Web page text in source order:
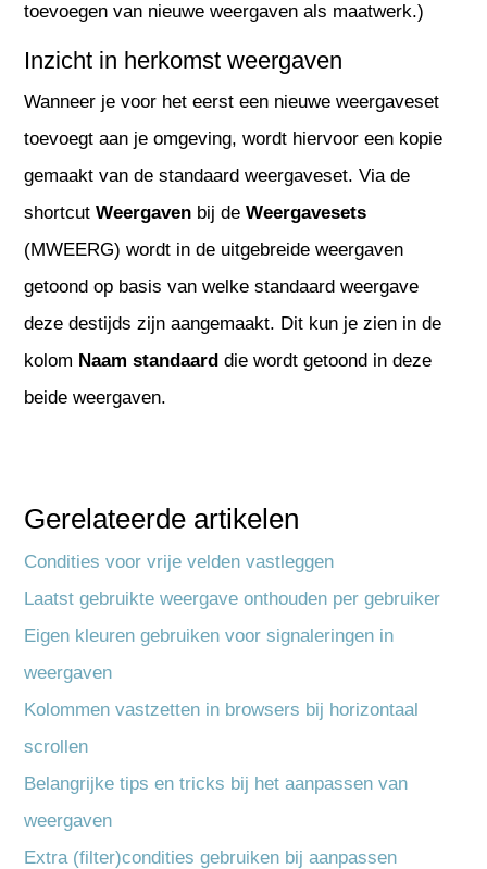
toevoegen van nieuwe weergaven als maatwerk.)
Inzicht in herkomst weergaven
Wanneer je voor het eerst een nieuwe weergaveset
toevoegt aan je omgeving, wordt hiervoor een kopie
gemaakt van de standaard weergaveset. Via de
shortcutWeergaven bij deWeergavesets
(MWEERG) wordt in de uitgebreide weergaven
getoond op basis van welke standaard weergave
deze destijds zijn aangemaakt. Dit kun je zien in de
kolom Naam standaard die wordt getoond in deze
beide weergaven.
Gerelateerde artikelen
Condities voor vrije velden vastleggen
Laatst gebruikte weergave onthouden per gebruiker
Eigen kleuren gebruiken voor signaleringen in
weergaven
Kolommen vastzetten in browsers bij horizontaal
scrollen
Belangrijke tips en tricks bij het aanpassen van
weergaven
Extra (filter)condities gebruiken bij aanpassen